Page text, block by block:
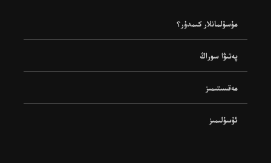
مۇسۇلمانلار كىمدۇر؟
پەتىۋا سوراڭ
مەقسىتىمىز
ئۇسۇلىمىز